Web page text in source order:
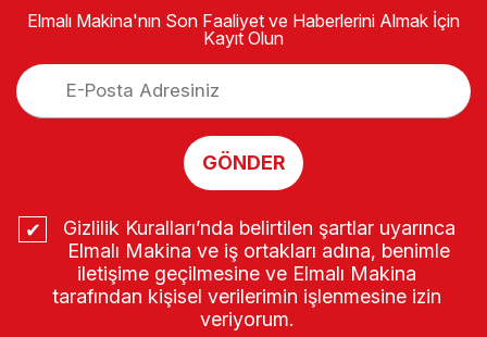
Elmalı Makina'nın Son Faaliyet ve Haberlerini Almak İçin
Kayıt Olun
GÖNDER
Gizlilik Kuralları’nda belirtilen şartlar uyarınca
Elmalı Makina ve iş ortakları adına, benimle
iletişime geçilmesine ve Elmalı Makina
tarafından kişisel verilerimin işlenmesine izin
veriyorum.